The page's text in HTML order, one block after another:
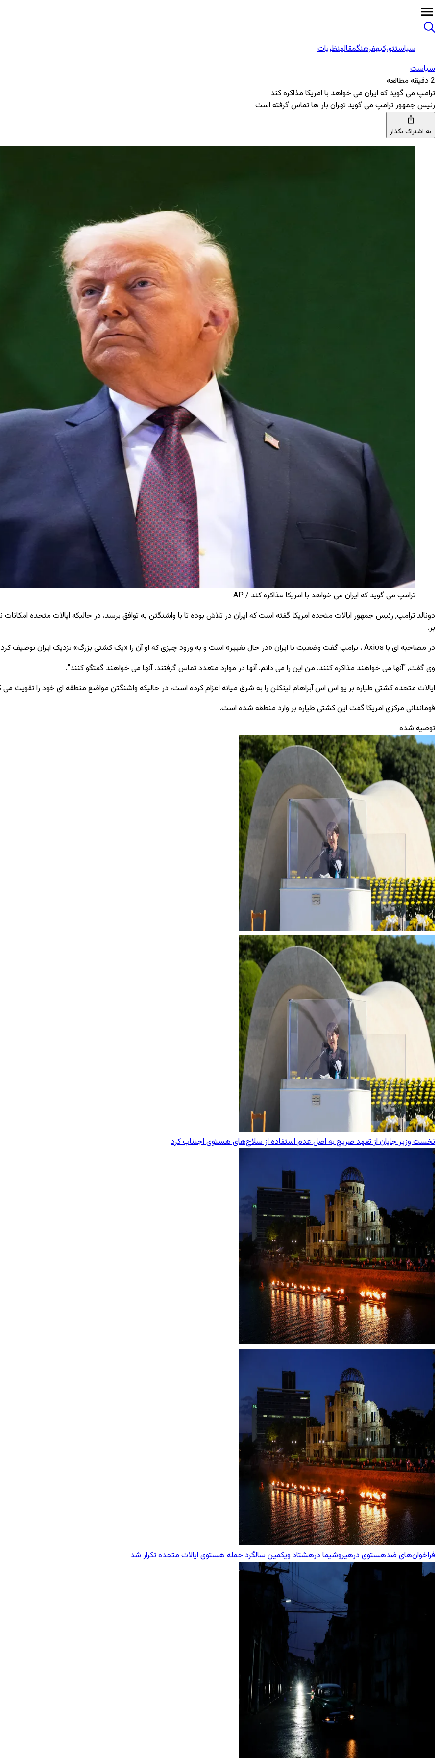
سیاستتورکیهفرهنگمقالهنظریات
سیاست
2 دقیقه مطالعه
ترامپ می ‌گوید که ایران می خواهد با امریکا مذاکره کند
رئیس ‌جمهور ترامپ می ‌گوید تهران بار ها تماس گرفته است
به اشتراک بگذار
ترامپ می ‌گوید که ایران می خواهد با امریکا مذاکره کند / AP
دونالد ترامپ, رئیس ‌جمهور ایالات متحده امریکا گفته است که ایران در تلاش بوده تا با واشنگتن به توافق برسد، در حالیکه ایالات متحده
بر.
در مصاحبه‌ ای با Axios ، ترامپ گفت وضعیت با ایران «در حال تغییر» است و به ورود چیزی که او آن را «یک کشتی بزرگ» نزدیک ایران توصیف کرد، اشاره نمود.
وی گفت, "آنها می‌ خواهند مذاکره کنند. من این را می ‌دانم. آنها در موارد متعدد تماس گرفتند. آنها می ‌خواهند گفتگو کنند".
ایالات متحده کشتی طیاره بر یو ‌اس ‌اس آبراهام لینکلن را به شرق میانه اعزام کرده است، در حالیکه واشنگتن مواضع منطقه ‌ای خود را تقویت می
قوماندانی مرکزی امریکا گفت این کشتی طیاره بر وارد منطقه شده است.
توصیه شده
نخست وزیر جاپان از تعهد صریح به اصل عدم استفاده از سلاح‌های هستوی اجتناب کرد
فراخوان‌های ضدهستوی درهیروشیما درهشتاد ویکمین سالگرد حمله هستوی ایالات متحده تکرار شد